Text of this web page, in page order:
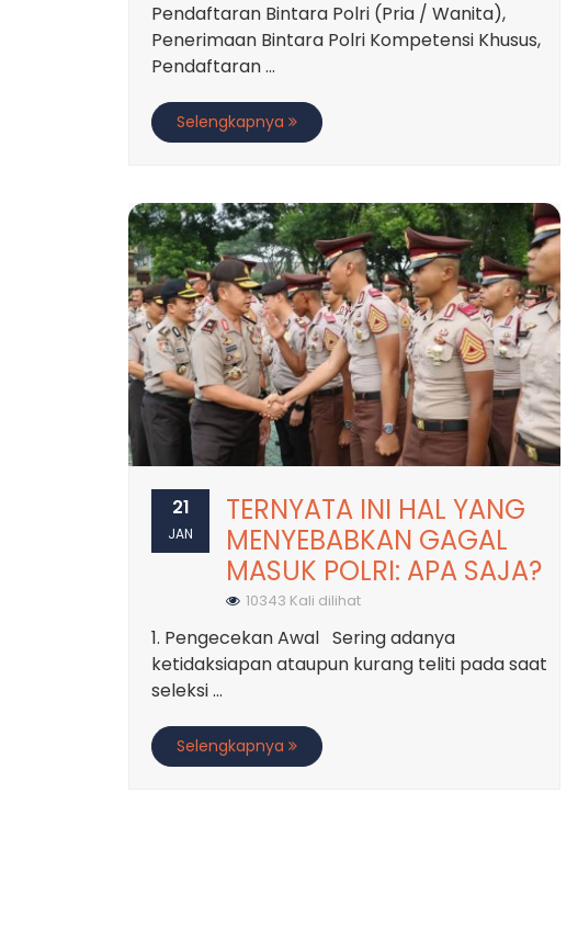
Pendaftaran Bintara Polri (Pria / Wanita),
Penerimaan Bintara Polri Kompetensi Khusus,
Pendaftaran ...
Selengkapnya
21
JAN
TERNYATA INI HAL YANG
MENYEBABKAN GAGAL
MASUK POLRI: APA SAJA?
10343 Kali dilihat
1. Pengecekan Awal Sering adanya
ketidaksiapan ataupun kurang teliti pada saat
seleksi ...
Selengkapnya